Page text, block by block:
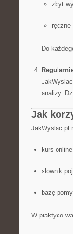
zbyt
ręczne
Do
analizy.
Jak
JakWyslac.pl
kurs
słownik
bazę
W praktyce